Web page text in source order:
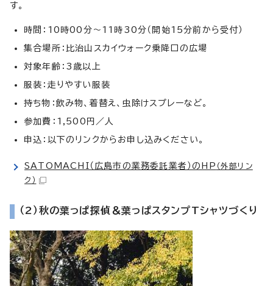
す。
時間：10時00分～11時30分（開始15分前から受付）
集合場所：比治山スカイウォーク乗降口の広場
対象年齢：3歳以上
服装：走りやすい服装
持ち物：飲み物、着替え、虫除けスプレーなど。
参加費：1,500円／人
申込：以下のリンクからお申し込みください。
SATOMACHI（広島市の業務委託業者）のHP （外部リン
ク）
（2）秋の葉っぱ探偵＆葉っぱスタンプTシャツづくり